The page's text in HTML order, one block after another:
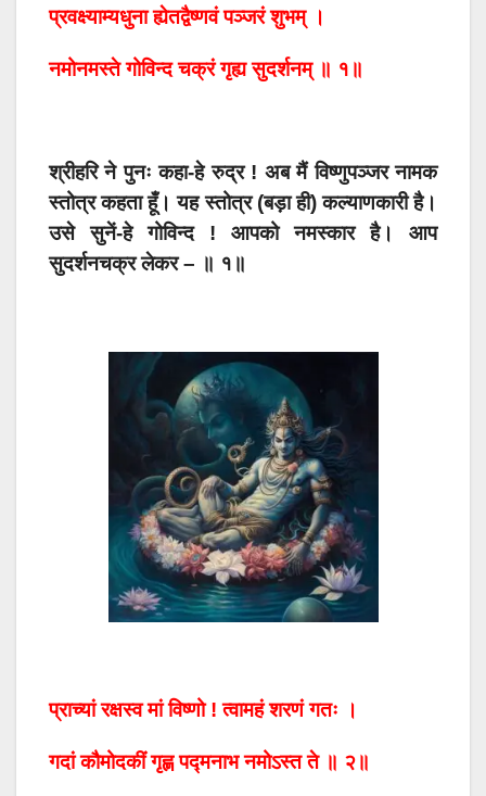
प्रवक्ष्याम्यधुना ह्येतद्वैष्णवं पञ्जरं शुभम् ।
नमोनमस्ते गोविन्द चक्रं गृह्य सुदर्शनम् ॥ १॥
श्रीहरि ने पुनः कहा-हे रुद्र ! अब मैं विष्णुपञ्जर नामक
स्तोत्र कहता हूँ। यह स्तोत्र (बड़ा ही) कल्याणकारी है।
उसे सुनें-हे गोविन्द ! आपको नमस्कार है। आप
सुदर्शनचक्र लेकर – ॥ १॥
प्राच्यां रक्षस्व मां विष्णो ! त्वामहं शरणं गतः ।
गदां कौमोदकीं गृह्ण पद्मनाभ नमोऽस्त ते ॥ २॥